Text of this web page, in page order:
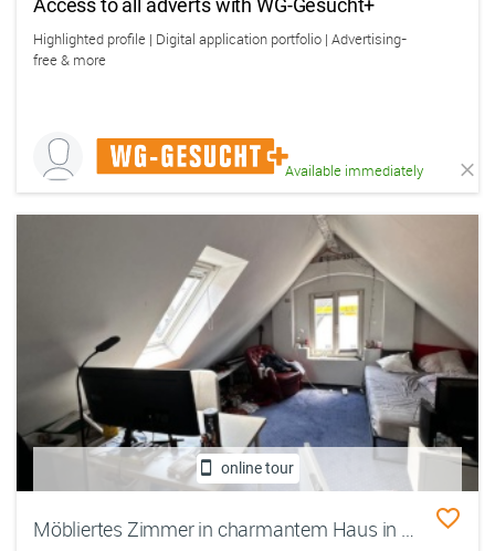
Highlighted profile | Digital application portfolio | Advertising-
free & more
Available immediately
online tour